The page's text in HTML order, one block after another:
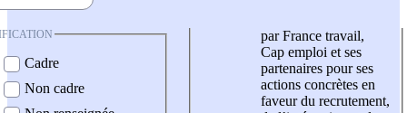
Cadre
Non cadre
par France travail,
Cap emploi et ses
partenaires pour ses
actions concrètes en
faveur du recrutement,